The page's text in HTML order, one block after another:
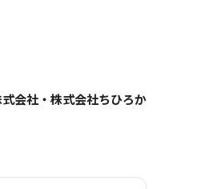
会社・株式会社ちひろか